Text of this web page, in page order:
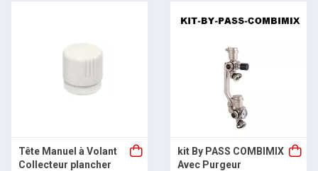
Tête Manuel à Volant
Collecteur plancher
kit By PASS COMBIMIX
Avec Purgeur